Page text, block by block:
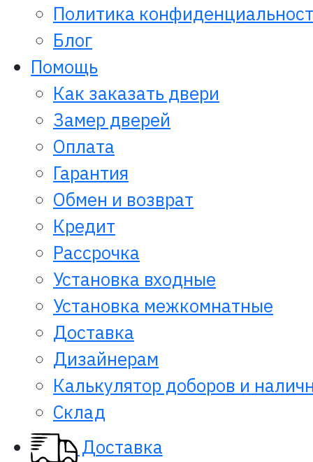
Политика
Блог
Помощь
Как заказать двери
Замер дверей
Оплата
Гарантия
Обмен и возврат
Кредит
Рассрочка
Установка входные
Установка межкомнатные
Доставка
Дизайнерам
Калькулятор доборов и
Склад
Доставка